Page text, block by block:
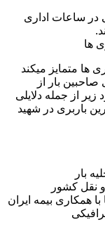
در ساعات اداری
ها
ها متمایز میکند
بار از
زیر از جمله دلایلی
باربری در شهید
بار
نقل کشور
همکاری بیمه ایران